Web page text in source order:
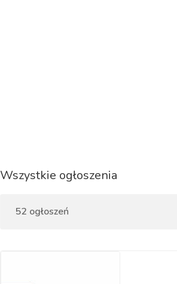
Wszystkie ogłoszenia
52 ogłoszeń